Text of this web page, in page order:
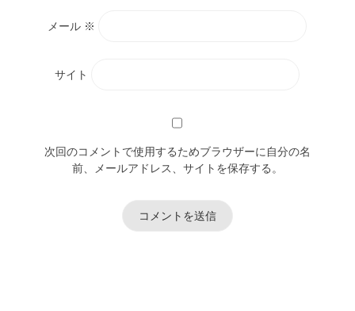
メール ※
サイト
次回のコメントで使用するためブラウザーに自分の名
前、メールアドレス、サイトを保存する。